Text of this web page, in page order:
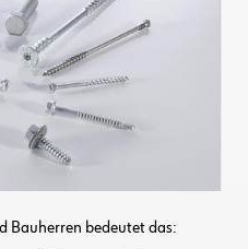
Bauherren bedeutet das: